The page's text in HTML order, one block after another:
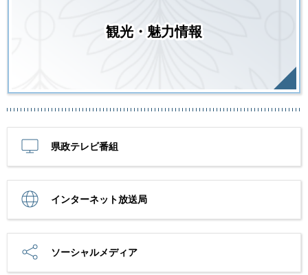
観光・魅力情報
県政テレビ番組
インターネット放送局
ソーシャルメディア